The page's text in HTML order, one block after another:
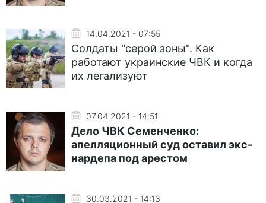
14.04.2021 - 07:55
Солдаты "серой зоны". Как
работают украинские ЧВК и когда
их легализуют
07.04.2021 - 14:51
Дело ЧВК Семенченко:
апелляционный суд оставил экс-
нардепа под арестом
30.03.2021 - 14:13